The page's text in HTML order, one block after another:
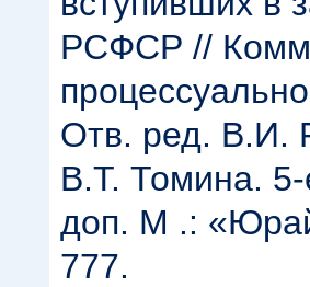
РСФСР //
Отв. ред. В.И.
В.Т. Томина.
доп. М .:
777.